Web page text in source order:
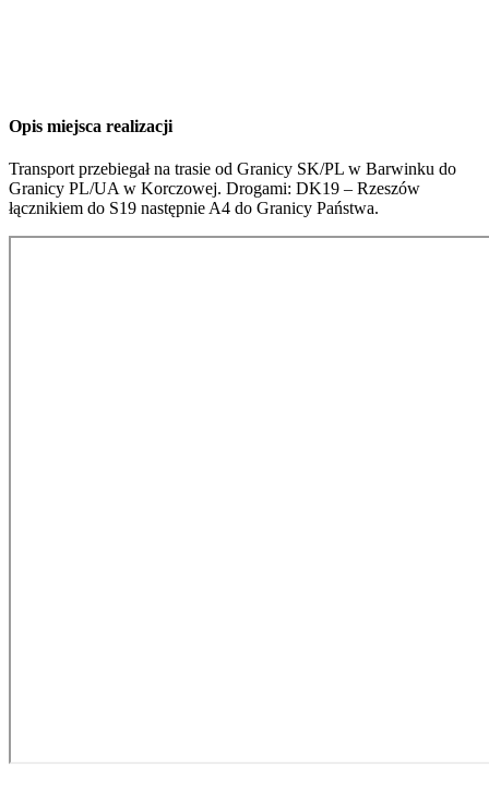
Opis miejsca realizacji
Transport przebiegał na trasie od Granicy SK/PL w Barwinku do
Granicy PL/UA w Korczowej. Drogami: DK19 – Rzeszów
łącznikiem do S19 następnie A4 do Granicy Państwa.